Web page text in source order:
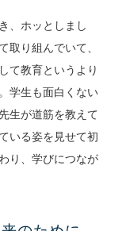
、ホッとしまし
取り組んでいて、
て教育というより
学生も面白くない
生が道筋を教えて
いる姿を見せて初
り、学びにつなが